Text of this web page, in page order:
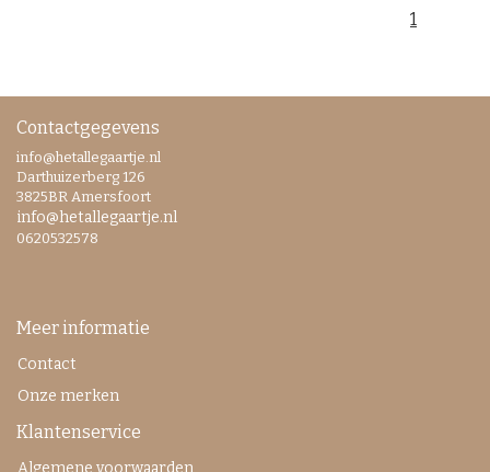
1
Contactgegevens
info@hetallegaartje.nl
Darthuizerberg 126
3825BR Amersfoort
info@hetallegaartje.nl
0620532578
Meer informatie
Contact
Onze merken
Klantenservice
Algemene voorwaarden